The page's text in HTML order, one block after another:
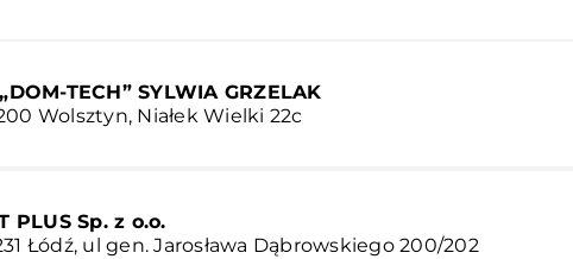
TECH” SYLWIA GRZELAK
Wolsztyn, Niałek Wielki 22c
PLUS Sp. z o.o.
Łódź, ul gen. Jarosława Dąbrowskiego 200/202